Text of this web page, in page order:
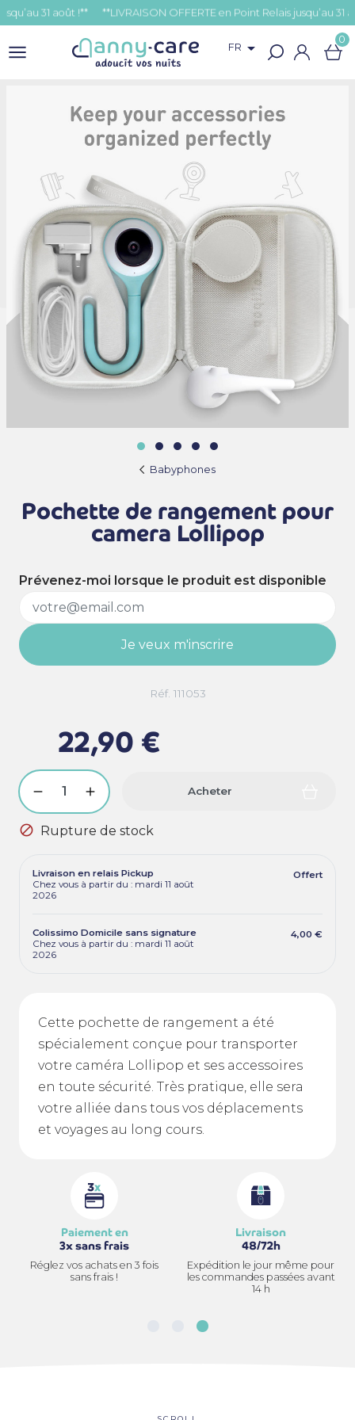
31 août !**
FR  0
Babyphones
Pochette de rangement pour
camera Lollipop
Prévenez-moi lorsque le produit est disponible
Je veux m'inscrire
Réf. 111053
22,90 €
Acheter
 Rupture de stock
Livraison en relais Pickup
Chez vous à partir du : mardi 11 août
2026
Offert
Colissimo Domicile sans signature
Chez vous à partir du : mardi 11 août
2026
4,00 €
Cette pochette de rangement a été
spécialement conçue pour transporter
votre caméra Lollipop et ses accessoires
en toute sécurité. Très pratique, elle sera
votre alliée dans tous vos déplacements
et voyages au long cours.
Livraison
48/72h
Expédition le jour même pour
les commandes passées avant
Satisfait
ou remboursé
15 jours pour changer d’avis